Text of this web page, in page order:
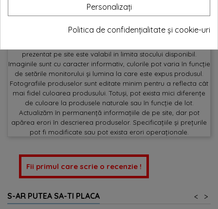
YOUTUBE TWITTER
prezentat pe site este valabil in limita stocului disponibil.
Imaginile sunt cu caracter informativ, culorile pot varia în funcție
de setările monitorului și lumina la care este expus produsul.
Fotografiile produselor sunt editate minim pentru a reflecta cât
mai fidel culoarea produsului. Totuși, pot exista mici diferențe
de culoare la produsele naturale sau în funcție de lot.
Actualizăm în permanență informațiile de pe site, dar pot
apărea erori în descrierea produselor. Specificațiile și prețurile
pot fi modificate sau pot exista erori operaționale.
Fii primul care scrie o recenzie !
S-AR PUTEA SA-TI PLACA >
<
Personalizați
Politica de confidențialitate și cookie-uri